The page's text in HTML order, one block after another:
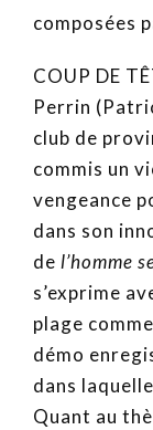
composées
COUP DE
Perrin
club de
commis un
vengeance
dans son
de l’homme
s’exprime
plage comme
démo
dans
Quant au